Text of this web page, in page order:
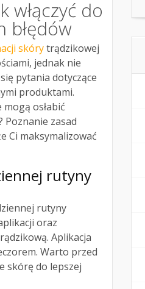
włączyć do
błędów
skórytrądzikowej
jednak nie
pytania dotyczące
produktami.
osłabić
Poznanie zasad
Ci maksymalizować
rutyny
rutyny
oraz
Aplikacja
Warto przed
skórę do lepszej